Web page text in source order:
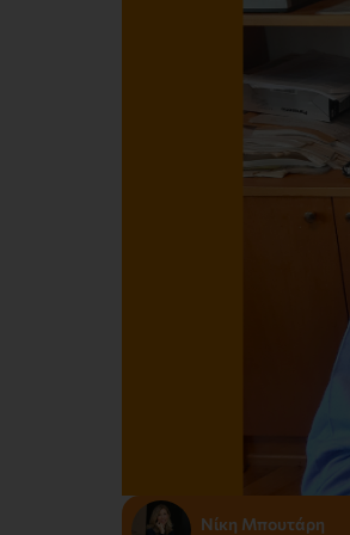
Νίκη Μπουτάρη